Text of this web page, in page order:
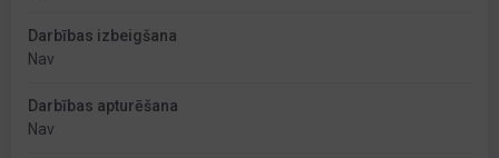
Darbības izbeigšana
Nav
Darbības apturēšana
Nav